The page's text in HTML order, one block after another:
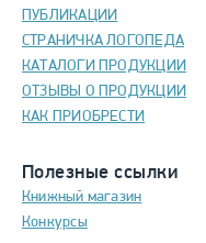
ПУБЛИКАЦИИ
СТРАНИЧКА ЛОГОПЕДА
КАТАЛОГИ ПРОДУКЦИИ
ОТЗЫВЫ О ПРОДУКЦИИ
КАК ПРИОБРЕСТИ
Полезные ссылки
Книжный магазин
Конкурсы